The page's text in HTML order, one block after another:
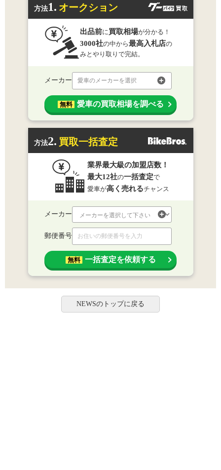
方法1. オークション
出品前に 買取相場が分かる！
3000社の中から最高入札店の
みとやり取りで完結。
メーカー 愛車のメーカーを選択
無料 愛車の買取相場を調べる
方法2. 買取一括査定
業界最大級の加盟店数！
最大12社の一括査定で
愛車が高く売れるチャンス
メーカー
郵便番号
無料 一括査定を依頼する
NEWSのトップに戻る